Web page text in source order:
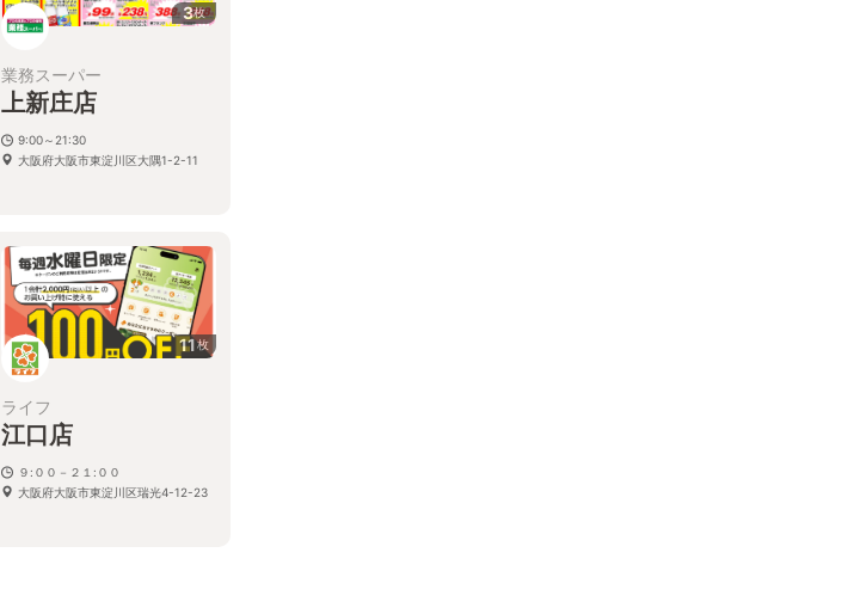
3枚
業務スーパー
上新庄店
9:00～21:30
大阪府大阪市東淀川区大隅1-2-11
11枚
ライフ
江口店
９:００－２１:００
大阪府大阪市東淀川区瑞光4-12-23